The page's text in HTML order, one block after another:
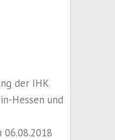
der IHK
Hessen und